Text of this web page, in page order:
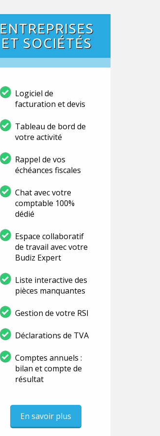
ENTREPRISES
ET SOCIÉTÉS
Logiciel de
facturation et devis
Tableau de bord de
votre activité
Rappel de vos
échéances fiscales
Chat avec votre
comptable 100%
dédié
Espace collaboratif
de travail avec votre
Budiz Expert
Liste interactive des
pièces manquantes
Gestion de votre RSI
Déclarations de TVA
Comptes annuels :
bilan et compte de
résultat
En savoir plus